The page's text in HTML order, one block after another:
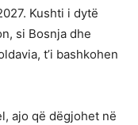
Kushti i dytë
si Bosnja dhe
t’i bashkohen
ajo që dëgjohet në